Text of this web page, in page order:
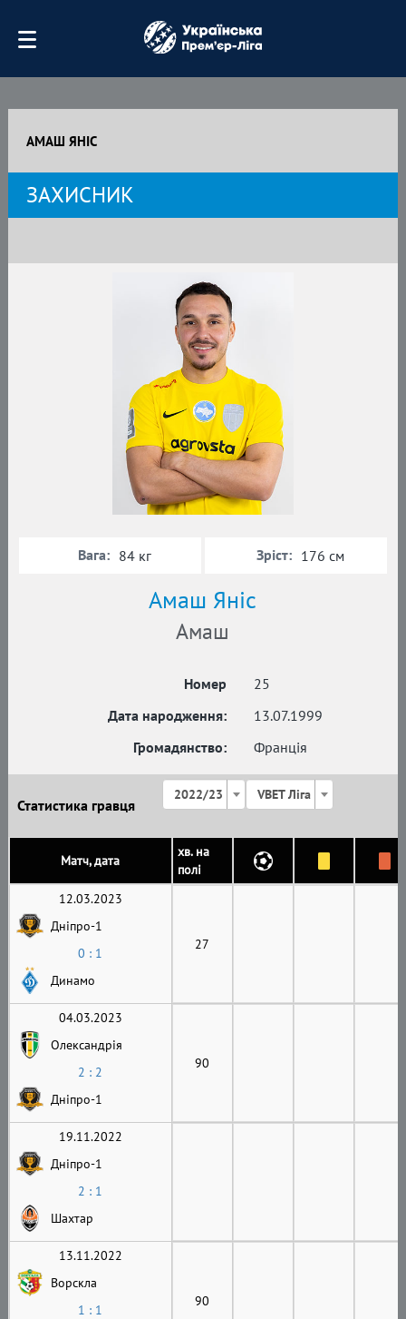
АМАШ ЯНІС
ЗАХИСНИК
Амаш Яніс
Амаш
Номер
25
Дата народження:
13.07.1999
Громадянство:
Франція
Вага: 84 кг Зріст: 176 см
Статистика гравця
2022/23 VBET Ліга
Матч, дата
хв. на
полі
12.03.2023
Дніпро-1
0 : 1
Динамо
27
04.03.2023
Олександрія
2 : 2
Дніпро-1
90
19.11.2022
Дніпро-1
2 : 1
Шахтар
13.11.2022
Ворскла
1 : 1
90